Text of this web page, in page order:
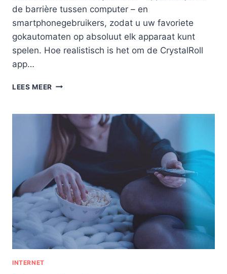
de barrière tussen computer – en
smartphonegebruikers, zodat u uw favoriete
gokautomaten op absoluut elk apparaat kunt
spelen. Hoe realistisch is het om de CrystalRoll
app…
LEES MEER TECHNISCHE
SNEL
WERKT
CRYSTALROLL–
APP
OP
VERSCHILLENDE
APPARATEN?
INTERNET